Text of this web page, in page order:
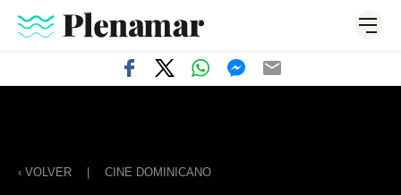
‹ VOLVER CINE DOMINICANO